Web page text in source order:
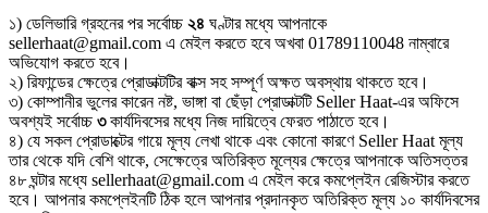
১) ডেলিভারি গ্রহনের পর সর্বোচ্চ ২৪ ঘণ্টার মধ্যে আপনাকে
sellerhaat@gmail.com এ মেইল করতে হবে অখবা 01789110048 নাম্বারে
অভিযোগ করতে হবে।
২) রিফান্ডের ক্ষেত্রে প্রোডাক্টটির বাক্স সহ সম্পূর্ণ অক্ষত অবস্থায় থাকতে হবে।
৩) কোম্পানীর ভুলের কারেন নষ্ট, ভাঙ্গা বা ছেঁড়া প্রোডাক্টটি Seller Haat-এর অফিসে
অবশ্যই সর্বোচ্চ ৩কার্যদিবসের মধ্যে নিজ দায়িত্বে ফেরত পাঠাতে হবে।
৪) যে সকল প্রোডাক্টের গায়ে মূল্য লেখা থাকে এবং কোনো কারণে Seller Haat মূল্য
তার থেকে যদি বেশি থাকে, সেক্ষেত্রে অতিরিক্ত মূল্যের ক্ষেত্রে আপনাকে অতিসত্তর
৪৮ ঘন্টার মধ্যে sellerhaat@gmail.com এ মেইল করে কমপ্লেইন রেজিস্টার করতে
হবে। আপনার কমপ্লেইনটি ঠিক হলে আপনার প্রদানকৃত অতিরিক্ত মূল্য ১০ কার্যদিবসের